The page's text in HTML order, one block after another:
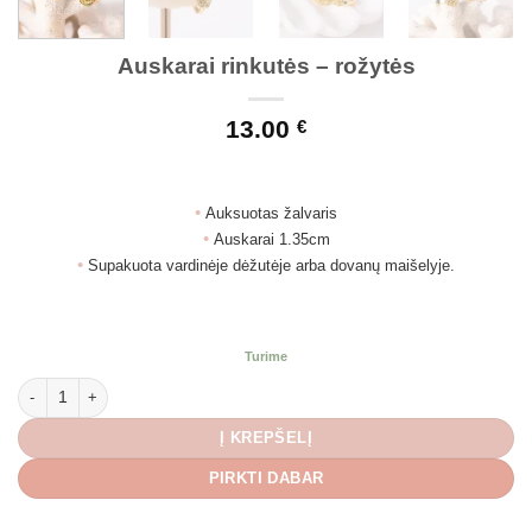
Auskarai rinkutės – rožytės
13.00 €
• Auksuotas žalvaris
• Auskarai 1.35cm
• Supakuota vardinėje dėžutėje arba dovanų maišelyje.
Turime
produkto kiekis: Auskarai rinkutės - rožytės
Į KREPŠELĮ
PIRKTI DABAR